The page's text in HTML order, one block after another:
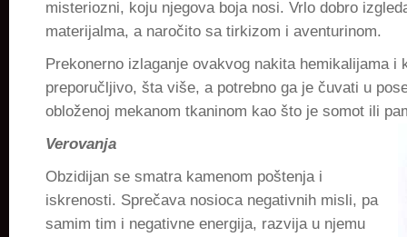
misteriozni, koju njegova boja nosi. Vrlo dobro
materijalma, a naročito sa tirkizom i aventurinom.
Prekonerno izlaganje ovakvog nakita hemikalijama i
preporučljivo, šta više, a potrebno ga je čuvati u
obloženoj mekanom tkaninom kao što je somot ili
Verovanja
Obzidijan se smatra kamenom poštenja i
iskrenosti. Sprečava nosioca negativnih misli, pa
samim tim i negativne energija, razvija u njemu